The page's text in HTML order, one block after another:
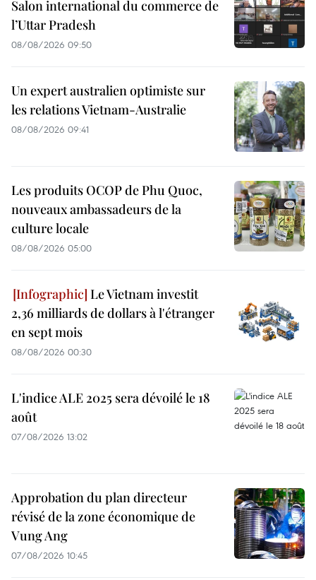
Salon international du commerce de
l’Uttar Pradesh
08/08/2026 09:50
Un expert australien optimiste sur
les relations Vietnam-Australie
08/08/2026 09:41
Les produits OCOP de Phu Quoc,
nouveaux ambassadeurs de la
culture locale
08/08/2026 05:00
Le Vietnam investit
2,36 milliards de dollars à l'étranger
en sept mois
08/08/2026 00:30
L'indice ALE 2025 sera dévoilé le 18
août
07/08/2026 13:02
Approbation du plan directeur
révisé de la zone économique de
Vung Ang
07/08/2026 10:45